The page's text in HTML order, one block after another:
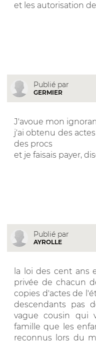
et les autorisation
Publié par
GERMIER
J'avoue mon
j'ai obtenu des
des procs
et je faisais payer,
Publié par
AYROLLE
la loi des cent ans
privée de chacun
copies d'actes de
descendants pas
vague cousin qui
famille que les
reconnus lors du